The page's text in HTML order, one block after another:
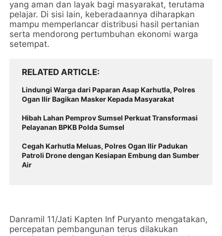
yang aman dan layak bagi masyarakat, terutama
pelajar. Di sisi lain, keberadaannya diharapkan
mampu memperlancar distribusi hasil pertanian
serta mendorong pertumbuhan ekonomi warga
setempat.
RELATED ARTICLE
Lindungi Warga dari Paparan Asap Karhutla, Polres
Ogan Ilir Bagikan Masker Kepada Masyarakat
Hibah Lahan Pemprov Sumsel Perkuat Transformasi
Pelayanan BPKB Polda Sumsel
Cegah Karhutla Meluas, Polres Ogan Ilir Padukan
Patroli Drone dengan Kesiapan Embung dan Sumber
Air
Danramil 11/Jati Kapten Inf Puryanto mengatakan,
percepatan pembangunan terus dilakukan